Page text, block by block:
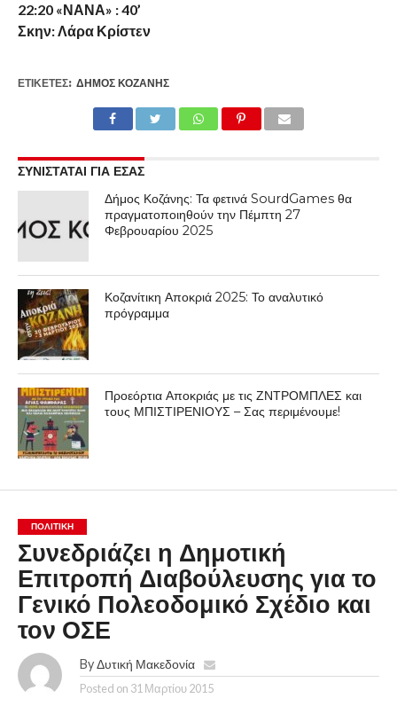
22:20 «ΝΑΝΑ» : 40’
Σκην: Λάρα Κρίστεν
ΕΤΙΚΕΤΕΣ: ΔΉΜΟΣ ΚΟΖΆΝΗΣ
ΣΥΝΙΣΤΑΤΑΙ ΓΙΑ ΕΣΑΣ
Δήμος Κοζάνης: Τα φετινά SourdGames θα
πραγματοποιηθούν την Πέμπτη 27
Φεβρουαρίου 2025
Κοζανίτικη Αποκριά 2025: Το αναλυτικό
πρόγραμμα
Προεόρτια Αποκριάς με τις ΖΝΤΡΟΜΠΛΕΣ και
τους ΜΠΙΣΤΙΡΕΝΙΟΥΣ – Σας περιμένουμε!
ΠΟΛΙΤΙΚΉ
Συνεδριάζει η Δημοτική
Επιτροπή Διαβούλευσης για το
Γενικό Πολεοδομικό Σχέδιο και
τον ΟΣΕ
By Δυτική Μακεδονία
Posted on 31 Μαρτίου 2015